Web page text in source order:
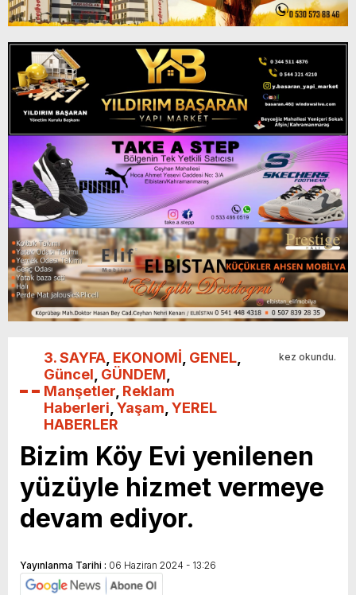
3. SAYFA EKONOMİ GENEL
Güncel GÜNDEM
Manşetler Reklam
Haberleri Yaşam YEREL
HABERLER
kez okundu.
Bizim Köy Evi yenilenen
yüzüyle hizmet vermeye
devam ediyor.
Yayınlanma Tarihi : 06 Haziran 2024 - 13:26